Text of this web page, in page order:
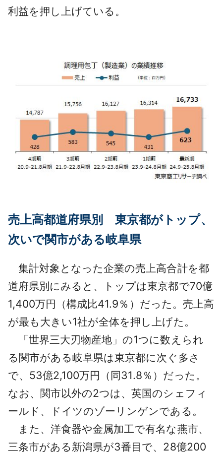
利益を押し上げている。
売上高都道府県別 東京都がトップ、
次いで関市がある岐阜県
集計対象となった企業の売上高合計を都
道府県別にみると、トップは東京都で70億
1,400万円（構成比41.9％）だった。売上高
が最も大きい1社が全体を押し上げた。
「世界三大刃物産地」の1つに数えられ
る関市がある岐阜県は東京都に次ぐ多さ
で、53億2,100万円（同31.8％）だった。
なお、関市以外の2つは、英国のシェフィ
ールド、ドイツのゾーリンゲンである。
また、洋食器や金属加工で有名な燕市、
三条市がある新潟県が3番目で、28億200